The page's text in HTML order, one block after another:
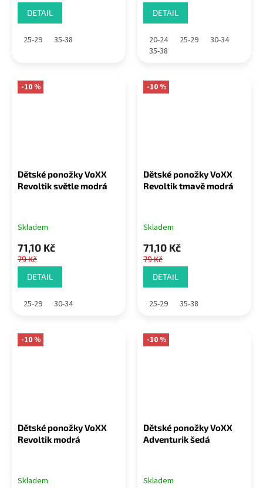
DETAIL
25-29 35-38
DETAIL
20-24 25-29
30-34
35-38
-10 %
Dětské ponožky VoXX
Revoltik světle modrá
Skladem
71,10 Kč
79 Kč
DETAIL
25-29 30-34
-10 %
Dětské ponožky VoXX
Revoltik tmavě modrá
Skladem
71,10 Kč
79 Kč
DETAIL
25-29 35-38
-10 %
Dětské ponožky VoXX
Revoltik modrá
Skladem
-10 %
Dětské ponožky VoXX
Adventurik šedá
Skladem